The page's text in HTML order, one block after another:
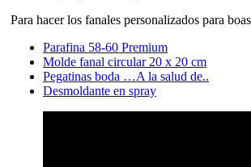
Para hacer los fanales personalizados para
Parafina 58-60 Premium
Molde fanal circular 20 x 20 cm
Pegatinas boda …A la salud de..
Desmoldante en spray